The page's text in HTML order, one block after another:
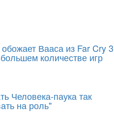
Вааса из Far Cry 3
количестве игр
Человека-паука так
на роль"